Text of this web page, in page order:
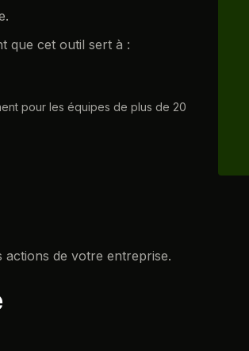
que cet outil sert à :
pour les équipes de plus de 20
de votre entreprise.